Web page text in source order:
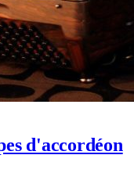
d'accordéon